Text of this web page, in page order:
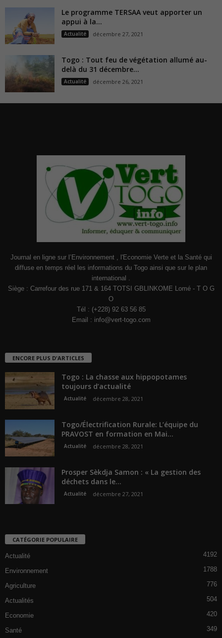
Le programme TERSAA veut apporter un
appui à la...
Actualité décembre 27, 2021
Togo : Tout feu de végétation allumé au-
delà du 31 décembre...
Actualité décembre 26, 2021
Journal en ligne sur l’Environnement , l'Economie Verte et la Santé qui
diffuse en temps réel les informations du Togo ainsi que sur le plan
international .
Siège : Carrefour des rue 171 & 164 TOTSI GBLINKOME Lomé - T O G
O
Tél : (+228) 92 63 56 85
Email : info@vert-togo.com
ENCORE PLUS D'ARTICLES
Togo : La chasse aux hippopotames
toujours d’actualité
Actualité décembre 28, 2021
Togo/Électrification Rurale: L’équipe du
PRAVOST en formation en Mai...
Actualité décembre 28, 2021
Prosper Sèkdja Samon : « La gestion des
déchets dans le...
Actualité décembre 27, 2021
CATÉGORIE POPULAIRE
Actualité 4192
Environnement 1788
Agriculture 776
Actualités 504
Economie 420
Santé 349